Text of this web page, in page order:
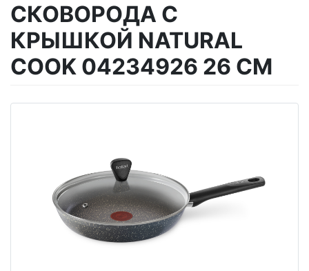
СКОВОРОДА С
КРЫШКОЙ NATURAL
COOK 04234926 26 СМ